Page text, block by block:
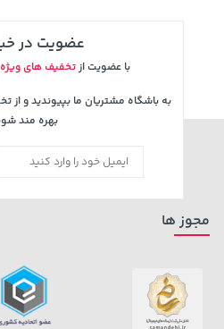
خرید
عضویت در
با عضویت ازتخفیف های ویژه
به باشگاه مشتریان ما بپیوندید و از
بهره مند
مجوز ها